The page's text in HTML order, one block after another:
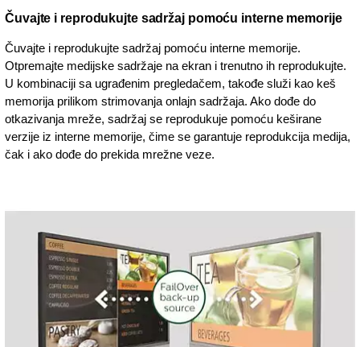
Čuvajte i reprodukujte sadržaj pomoću interne memorije
Čuvajte i reprodukujte sadržaj pomoću interne memorije.
Otpremajte medijske sadržaje na ekran i trenutno ih reprodukujte.
U kombinaciji sa ugrađenim pregledačem, takođe služi kao keš
memorija prilikom strimovanja onlajn sadržaja. Ako dođe do
otkazivanja mreže, sadržaj se reprodukuje pomoću keširane
verzije iz interne memorije, čime se garantuje reprodukcija medija,
čak i ako dođe do prekida mrežne veze.